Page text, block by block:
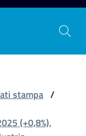
stampa /
(+0,8%),